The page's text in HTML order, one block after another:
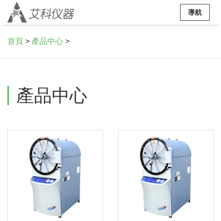
導航
首頁 > 產品中心 >
產品中心